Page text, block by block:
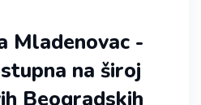
Mladenovac -
na široj